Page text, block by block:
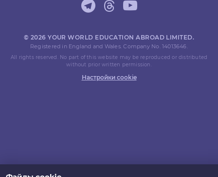
© 2026 YOUR WORLD EDUCATION ABROAD LIMITED.
Registered in England and Wales. Company No. 14013646.
All rights reserved. No part of this website may be reproduced or distributed
without prior written permission.
Настройки cookie